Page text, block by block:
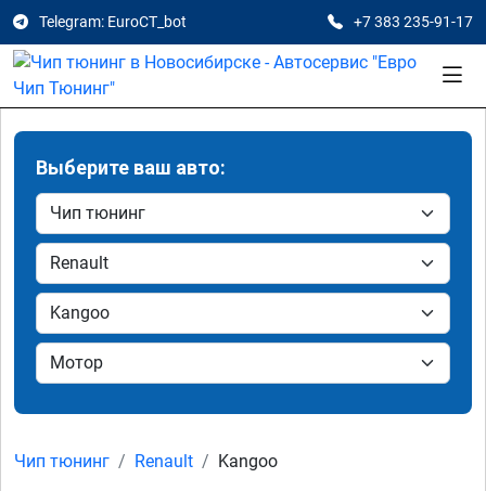
Telegram: EuroCT_bot +7 383 235-91-17
Выберите ваш авто:
Чип тюнинг Renault Kangoo